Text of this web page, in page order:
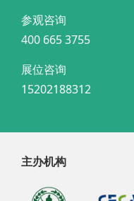
参观咨询
400 665 3755
展位咨询
15202188312
主办机构